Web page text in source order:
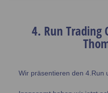
4. Run Trading
Wir präsentieren den 4.Run